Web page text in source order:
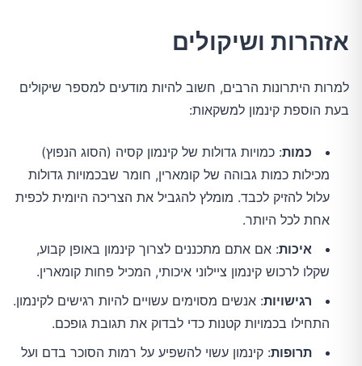
אזהרות ושיקולים
למרות היתרונות הרבים, חשוב להיות מודעים למספר שיקולים
בעת הוספת קינמון למשקאות:
כמות: כמויות גדולות של קינמון קסיה (הסוג הנפוץ)
מכילות כמות גבוהה של קומארין, חומר שבכמויות גדולות
עלול להזיק לכבד. מומלץ להגביל את הצריכה היומית לכפית
אחת לכל היותר.
איכות: אם אתם מתכננים לצרוך קינמון באופן קבוע,
שקלו לרכוש קינמון ציילוני איכותי, המכיל פחות קומארין.
רגישויות: אנשים מסוימים עשויים להיות רגישים לקינמון.
התחילו בכמויות קטנות כדי לבדוק את תגובת גופכם.
תרופות: קינמון עשוי להשפיע על רמות הסוכר בדם ועל